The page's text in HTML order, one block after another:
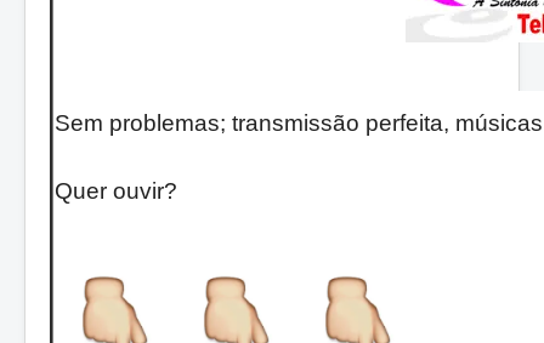
Sem problemas; transmissão perfeita,
Quer ouvir?